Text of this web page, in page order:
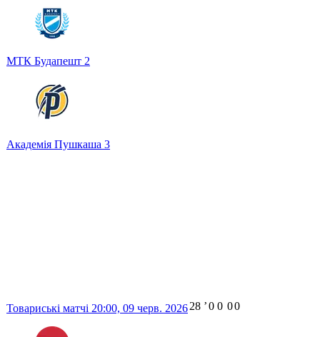
МТК Будапешт 2
Академія Пушкаша 3
Товариські матчі 20:00, 09 черв. 202628 ʼ0 0 00